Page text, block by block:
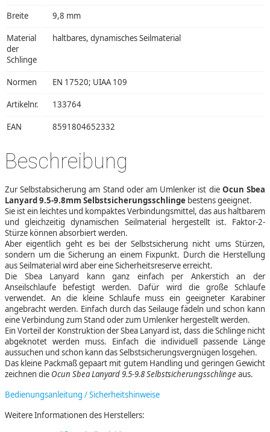
Breite 9,8 mm
Material
der
Schlinge
haltbares, dynamisches Seilmaterial
Normen EN 17520; UIAA 109
Artikelnr. 133764
EAN 8591804652332
Beschreibung
Zur Selbstabsicherung am Stand oder am Umlenker ist die Ocun Sbea
Lanyard 9.5-9.8mm Selbstsicherungsschlinge bestens geeignet.
Sie ist ein leichtes und kompaktes Verbindungsmittel, das aus haltbarem
und gleichzeitig dynamischen Seilmaterial hergestellt ist. Faktor-2-
Stürze können absorbiert werden.
Aber eigentlich geht es bei der Selbstsicherung nicht ums Stürzen,
sondern um die Sicherung an einem Fixpunkt. Durch die Herstellung
aus Seilmaterial wird aber eine Sicherheitsreserve erreicht.
Die Sbea Lanyard kann ganz einfach per Ankerstich an der
Anseilschlaufe befestigt werden. Dafür wird die große Schlaufe
verwendet. An die kleine Schlaufe muss ein geeigneter Karabiner
angebracht werden. Einfach durch das Seilauge fädeln und schon kann
eine Verbindung zum Stand oder zum Umlenker hergestellt werden.
Ein Vorteil der Konstruktion der Sbea Lanyard ist, dass die Schlinge nicht
abgeknotet werden muss. Einfach die individuell passende Länge
aussuchen und schon kann das Selbstsicherungsvergnügen losgehen.
Das kleine Packmaß gepaart mit gutem Handling und geringen Gewicht
zeichnen die Ocun Sbea Lanyard 9.5-9.8 Selbstsicherungsschlingeaus.
Bedienungsanleitung / Sicherheitshinweise
Weitere Informationen des Herstellers: